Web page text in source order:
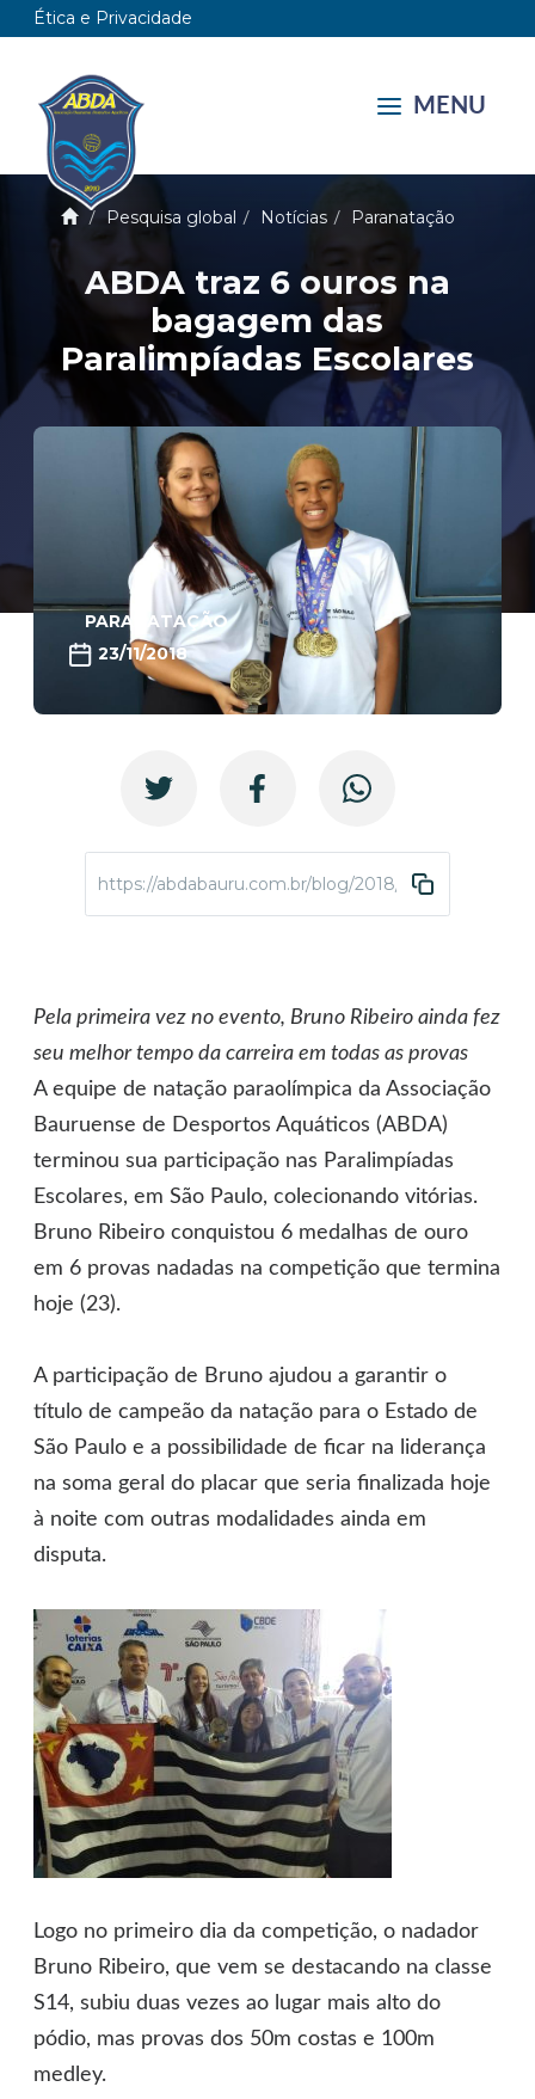
Ética e Privacidade
MENU
Pesquisa global Notícias Paranatação
ABDA traz 6 ouros na
bagagem das
Paralimpíadas Escolares
PARANATAÇÃO
23/11/2018
https://abdabauru.com.br/blog/2018/11/23/abda-
Pela primeira vez no evento, Bruno Ribeiro ainda fez
seu melhor tempo da carreira em todas as provas
A equipe de natação paraolímpica da Associação
Bauruense de Desportos Aquáticos (ABDA)
terminou sua participação nas Paralimpíadas
Escolares, em São Paulo, colecionando vitórias.
Bruno Ribeiro conquistou 6 medalhas de ouro
em 6 provas nadadas na competição que termina
hoje (23).
A participação de Bruno ajudou a garantir o
título de campeão da natação para o Estado de
São Paulo e a possibilidade de ficar na liderança
na soma geral do placar que seria finalizada hoje
à noite com outras modalidades ainda em
disputa.
Logo no primeiro dia da competição, o nadador
Bruno Ribeiro, que vem se destacando na classe
S14, subiu duas vezes ao lugar mais alto do
pódio, mas provas dos 50m costas e 100m
medley.